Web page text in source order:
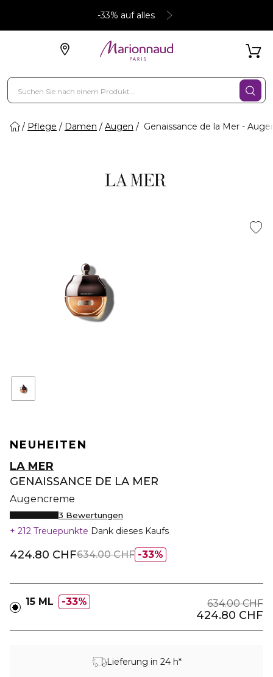
-33% auf alles
Pflege Damen Augen Genaissance de la Mer -
NEUHEITEN
LA MER
GENAISSANCE DE LA MER
Augencreme
3 Bewertungen
212 Treuepunkte Dank dieses Kaufs
33%
424.80 CHF634.00 CHF
15 ML 33% 634.00 CHF
424.80 CHF
Lieferung in 24 h*